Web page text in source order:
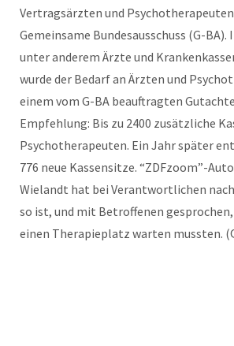
Vertragsärzten und
Gemeinsame Bundesausschuss (G-
unter anderem Ärzte und
wurde der Bedarf an Ärzten und
einem vom G-BA beauftragten
Empfehlung: Bis zu 2400 zusätzliche
Psychotherapeuten. Ein Jahr später
776 neue Kassensitze. “ZDFzoom”-
Wielandt hat bei Verantwortlichen
so ist, und mit Betroffenen
einen Therapieplatz warten mussten.